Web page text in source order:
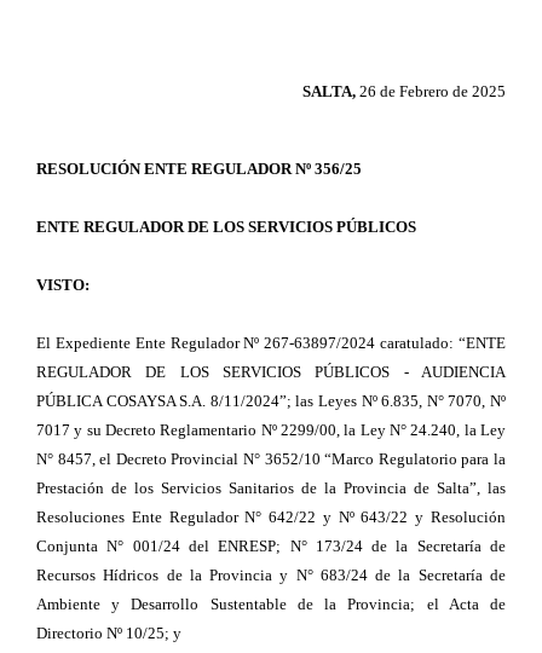
SALTA, 26 de Febrero de 2025
RESOLUCIÓN ENTE REGULADOR Nº 356/25
ENTE REGULADOR DE LOS SERVICIOS PÚBLICOS
VISTO:
El Expediente Ente Regulador Nº 267-63897/2024 caratulado: “ENTE
REGULADOR DE LOS SERVICIOS PÚBLICOS - AUDIENCIA
PÚBLICA COSAYSA S.A. 8/11/2024”; las Leyes Nº 6.835, N° 7070, Nº
7017 y su Decreto Reglamentario Nº 2299/00, la Ley N° 24.240, la Ley
N° 8457, el Decreto Provincial N° 3652/10 “Marco Regulatorio para la
Prestación de los Servicios Sanitarios de la Provincia de Salta”, las
Resoluciones Ente Regulador N° 642/22 y Nº 643/22 y Resolución
Conjunta N° 001/24 del ENRESP; N° 173/24 de la Secretaría de
Recursos Hídricos de la Provincia y N° 683/24 de la Secretaría de
Ambiente y Desarrollo Sustentable de la Provincia; el Acta de
Directorio Nº 10/25; y